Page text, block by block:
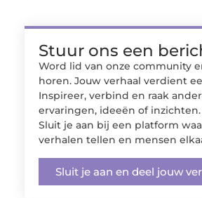
Stuur ons een
Word lid van onze community
horen. Jouw verhaal verdient
Inspireer, verbind en raak
ervaringen, ideeën of inzichten.
Sluit je aan bij een platform
verhalen tellen en mensen
Sluit je aan en deel jouw